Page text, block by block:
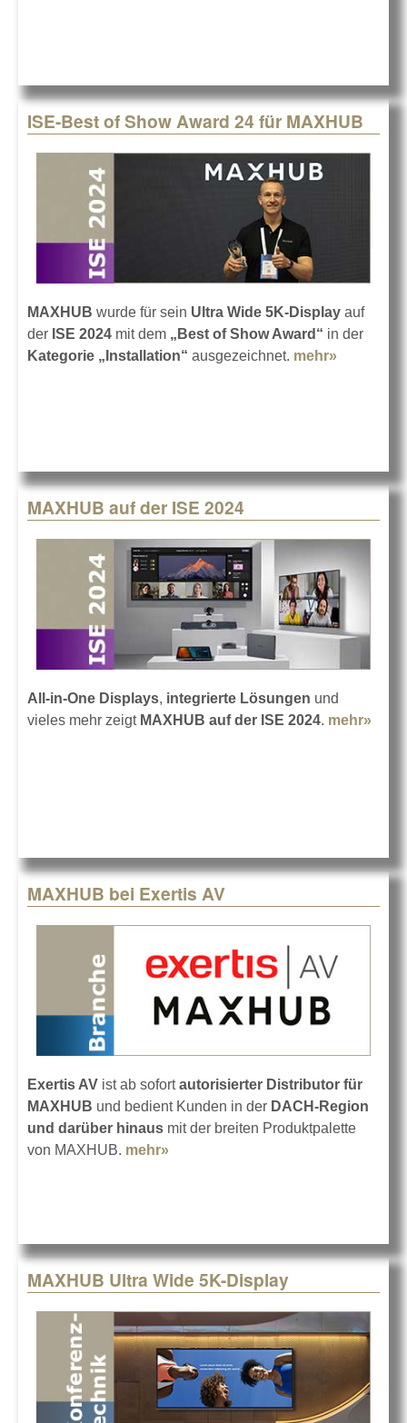
ISE-Best of Show Award 24 für MAXHUB
MAXHUB wurde für sein Ultra Wide 5K-Display auf
der ISE 2024 mit dem „Best of Show Award“ in der
Kategorie „Installation“ ausgezeichnet. mehr»
MAXHUB auf der ISE 2024
All-in-One Displays, integrierte Lösungen und
vieles mehr zeigt MAXHUB auf der ISE 2024. mehr»
MAXHUB bei Exertis AV
Exertis AV ist ab sofortautorisierter Distributor für
MAXHUB und bedient Kunden in der DACH-Region
und darüber hinaus mit der breiten Produktpalette
von MAXHUB. mehr»
MAXHUB Ultra Wide 5K-Display